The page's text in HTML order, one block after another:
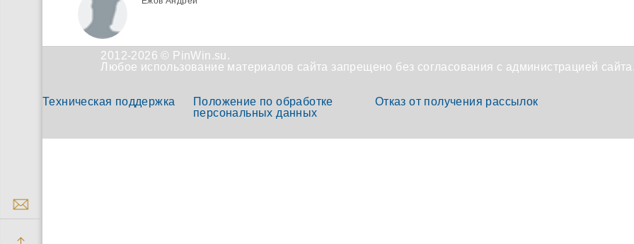
2012-2026 © PinWin.su.
Любое использование материалов сайта запрещено без согласования с администрацией сайта.
Техническая поддержка
Положение по обработке
персональных данных
Отказ от получения рассылок